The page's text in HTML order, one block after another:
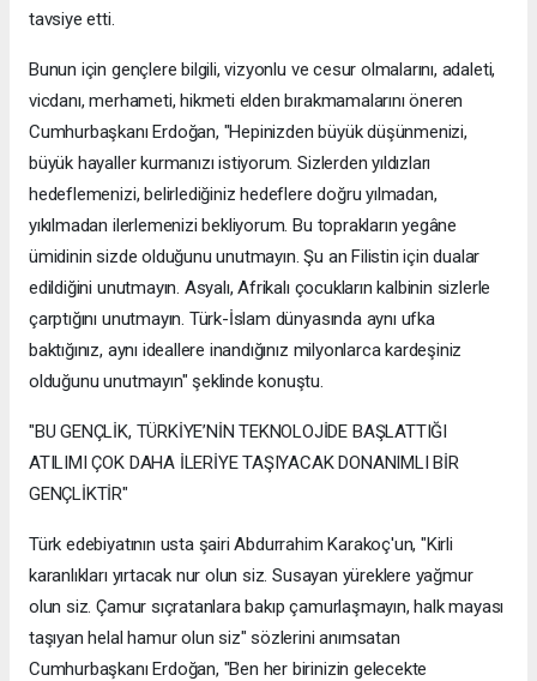
tavsiye etti.
Bunun için gençlere bilgili, vizyonlu ve cesur olmalarını, adaleti,
vicdanı, merhameti, hikmeti elden bırakmamalarını öneren
Cumhurbaşkanı Erdoğan, "Hepinizden büyük düşünmenizi,
büyük hayaller kurmanızı istiyorum. Sizlerden yıldızları
hedeflemenizi, belirlediğiniz hedeflere doğru yılmadan,
yıkılmadan ilerlemenizi bekliyorum. Bu toprakların yegâne
ümidinin sizde olduğunu unutmayın. Şu an Filistin için dualar
edildiğini unutmayın. Asyalı, Afrikalı çocukların kalbinin sizlerle
çarptığını unutmayın. Türk-İslam dünyasında aynı ufka
baktığınız, aynı ideallere inandığınız milyonlarca kardeşiniz
olduğunu unutmayın" şeklinde konuştu.
"BU GENÇLİK, TÜRKİYE’NİN TEKNOLOJİDE BAŞLATTIĞI
ATILIMI ÇOK DAHA İLERİYE TAŞIYACAK DONANIMLI BİR
GENÇLİKTİR"
Türk edebiyatının usta şairi Abdurrahim Karakoç'un, "Kirli
karanlıkları yırtacak nur olun siz. Susayan yüreklere yağmur
olun siz. Çamur sıçratanlara bakıp çamurlaşmayın, halk mayası
taşıyan helal hamur olun siz" sözlerini anımsatan
Cumhurbaşkanı Erdoğan, "Ben her birinizin gelecekte